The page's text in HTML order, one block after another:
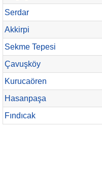
Serdar
Akkirpi
Sekme Tepesi
Çavuşköy
Kurucaören
Hasanpaşa
Fındıcak